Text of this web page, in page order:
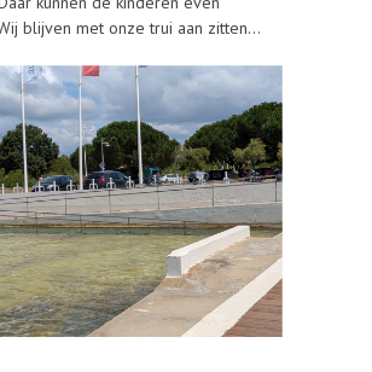
blijven met onze trui aan zitten…